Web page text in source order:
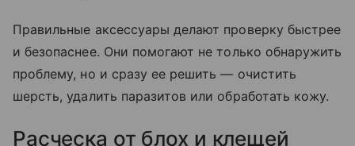
Правильные аксессуары делают проверку быстрее
и безопаснее. Они помогают не только обнаружить
проблему, но и сразу ее решить — очистить
шерсть, удалить паразитов или обработать кожу.
Расческа от блох и клещей